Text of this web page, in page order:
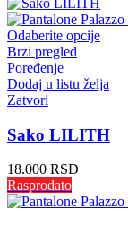
Odaberite opcije
Brzi pregled
Poređenje
Dodaj u listu želja
Zatvori
Sako LILITH
18.000 RSD
Rasprodato